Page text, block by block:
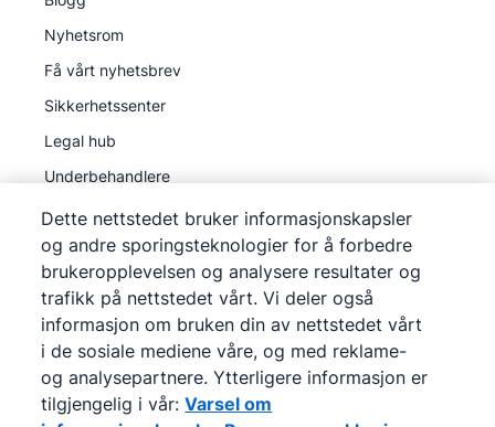
Nyhetsrom
Få vårt nyhetsbrev
Sikkerhetssenter
Legal hub
Underbehandlere
©2026 Pipedrive
Pipedrive
Vilkår for bruk
Pipedrive
Personvernerklæring
Kart over nettstedet
Dette nettstedet bruker informasjonskapsler
og andre sporingsteknologier for å forbedre
brukeropplevelsen og analysere resultater og
trafikk på nettstedet vårt. Vi deler også
informasjon om bruken din av nettstedet vårt
i de sosiale mediene våre, og med reklame-
og analysepartnere. Ytterligere informasjon er
tilgjengelig i vår: Varsel om